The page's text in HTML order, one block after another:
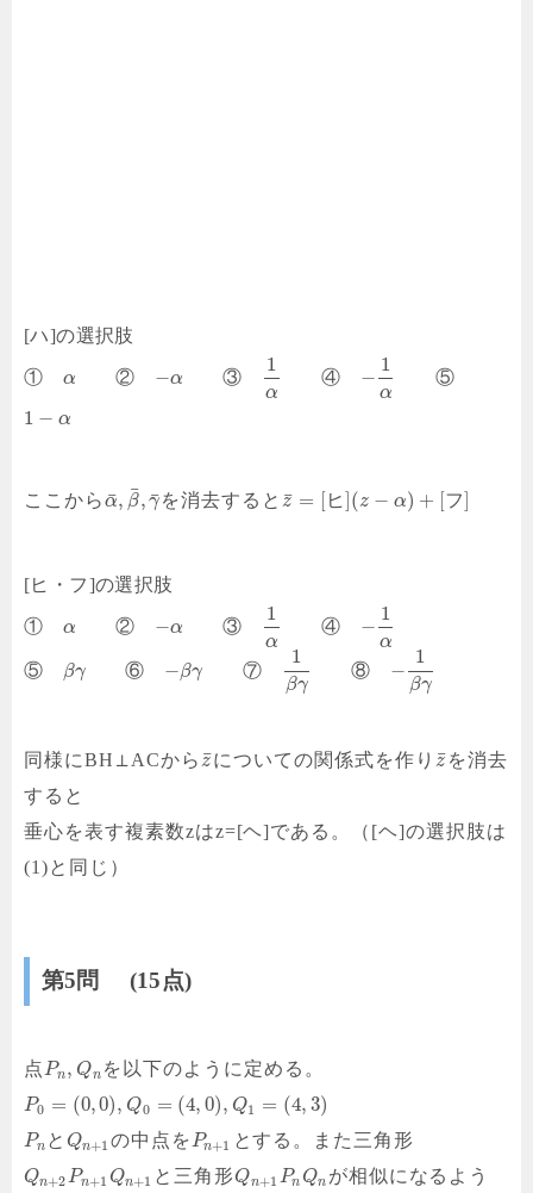
[ハ]の選択肢
① α ② −α ③
1
α
④ −
1
α
⑤
1 − α
ここからα
¯, β
¯, γ
¯を消去すると z
¯ = ヒ (z − α) + フ
[ヒ・フ]の選択肢
① α ② −α ③
1
α
④ −
1
α
⑤ βγ ⑥ −βγ ⑦
1
βγ
⑧ −
1
βγ
同様にBH⊥ACからz
¯についての関係式を作り z
¯を消去
すると
垂心を表す複素数zはz=[ヘ]である。（[ヘ]の選択肢は
(1)と同じ）
第5問 (15点)
点Pn, Qn を以下のように定める。
P0 = (0,0), Q0 = (4, 0), Q1 = (4, 3)
Pn と Qn+1 の中点をPn+1 とする。また三角形
Qn+2Pn+1 Qn+1 と三角形Qn+1 PnQn が相似になるよう